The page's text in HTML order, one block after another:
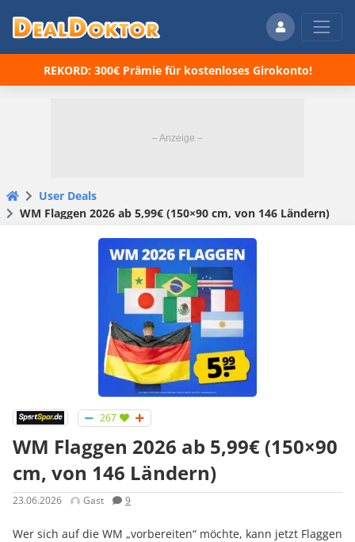
REKORD: 300€ Prämie für kostenloses Girokonto!
User Deals
WM Flaggen 2026 ab 5,99€ (150×90 cm, von 146 Ländern)
267
WM Flaggen 2026 ab 5,99€ (150×90
cm, von 146 Ländern)
23.06.2026 Gast 9
Wer sich auf die WM „vorbereiten“ möchte, kann jetzt Flaggen